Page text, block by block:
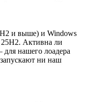
и выше) и Windows
Активна ли
нашего лоадера
ни наш